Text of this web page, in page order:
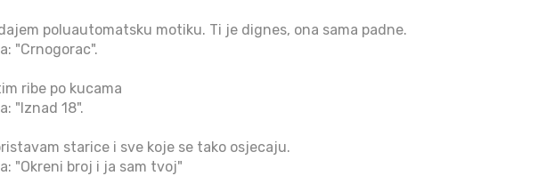
poluautomatsku motiku. Ti je dignes, ona sama padne.
"Crnogorac".
ribe po kucama
"Iznad 18".
starice i sve koje se tako osjecaju.
"Okreni broj i ja sam tvoj"